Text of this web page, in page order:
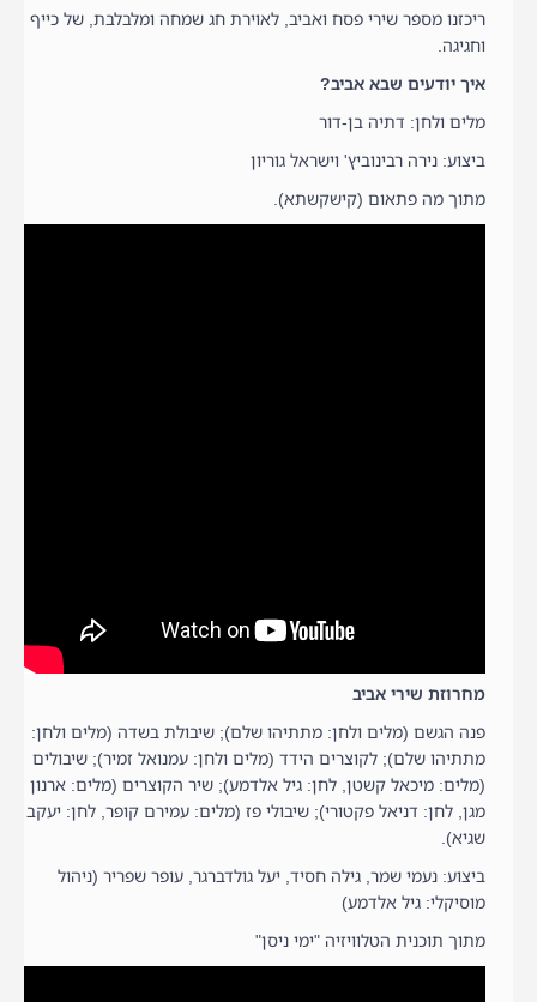
ריכזנו מספר שירי פסח ואביב, לאוירת חג שמחה ומלבלבת, של כייף
וחגיגה.
איך יודעים שבא אביב?
מלים ולחן: דתיה בן-דור
ביצוע: נירה רבינוביץ' וישראל גוריון
מתוך מה פתאום (קישקשתא).
מחרוזת שירי אביב
פנה הגשם (מלים ולחן: מתתיהו שלם); שיבולת בשדה (מלים ולחן:
מתתיהו שלם); לקוצרים הידד (מלים ולחן: עמנואל זמיר); שיבולים
(מלים: מיכאל קשטן, לחן: גיל אלדמע); שיר הקוצרים (מלים: ארנון
מגן, לחן: דניאל פקטורי); שיבולי פז (מלים: עמירם קופר, לחן: יעקב
שגיא).
ביצוע: נעמי שמר, גילה חסיד, יעל גולדברגר, עופר שפריר (ניהול
מוסיקלי: גיל אלדמע)
מתוך תוכנית הטלוויזיה "ימי ניסן"